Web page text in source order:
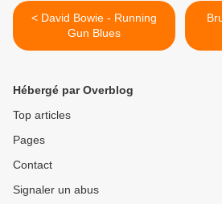
< David Bowie - Running
Gun Blues
Hébergé par Overblog
Top articles
Pages
Contact
Signaler un abus